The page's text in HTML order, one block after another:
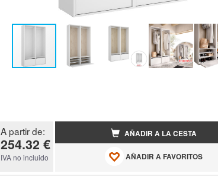
A partir de:
254.32 €
IVA no incluido
AÑADIR A LA CESTA
AÑADIR A FAVORITOS